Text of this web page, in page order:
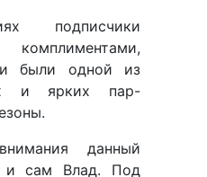
подписчики
комплиментами,
были одной из
и ярких пар-
данный
и сам Влад. Под